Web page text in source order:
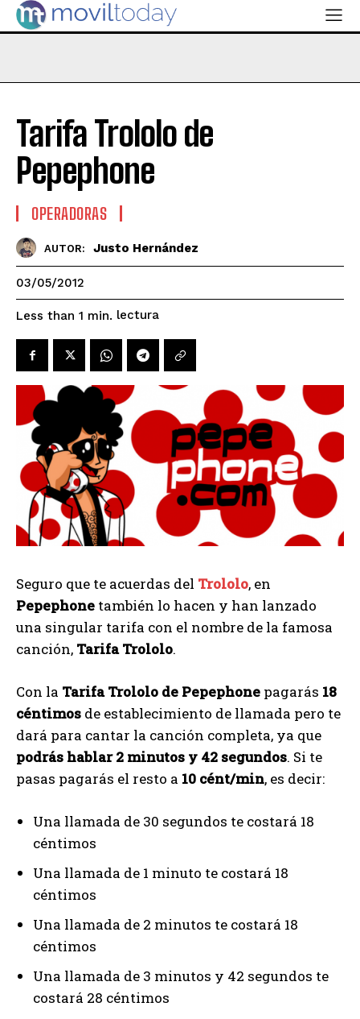
Tarifa Trololo de
Pepephone
OPERADORAS
AUTOR: Justo Hernández
03/05/2012
Less than 1 min. lectura
Seguro que te acuerdas del Trololo, en
Pepephone también lo hacen y han lanzado
una singular tarifa con el nombre de la famosa
canción, Tarifa Trololo.
Con la Tarifa Trololo de Pepephone pagarás 18
céntimos de establecimiento de llamada pero te
dará para cantar la canción completa, ya que
podrás hablar 2 minutos y 42 segundos. Si te
pasas pagarás el resto a 10 cént/min, es decir:
Una llamada de 30 segundos te costará 18
céntimos
Una llamada de 1 minuto te costará 18
céntimos
Una llamada de 2 minutos te costará 18
céntimos
Una llamada de 3 minutos y 42 segundos te
costará 28 céntimos